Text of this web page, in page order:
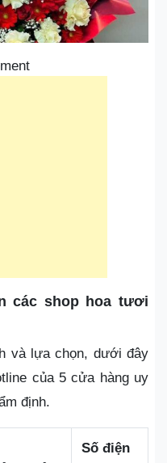
các shop hoa tươi
và lựa chọn, dưới đây
của 5 cửa hàng uy
định.
Số điện